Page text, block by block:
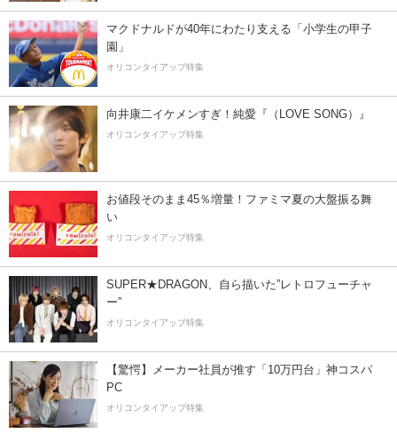
マクドナルドが40年にわたり支える「小学生の甲子
園」
オリコンタイアップ特集
向井康二イケメンすぎ！純愛『（LOVE SONG）』
オリコンタイアップ特集
お値段そのまま45％増量！ファミマ夏の大盤振る舞
い
オリコンタイアップ特集
SUPER★DRAGON、自ら描いた”レトロフューチャ
ー”
オリコンタイアップ特集
【驚愕】メーカー社員が推す「10万円台」神コスパ
PC
オリコンタイアップ特集